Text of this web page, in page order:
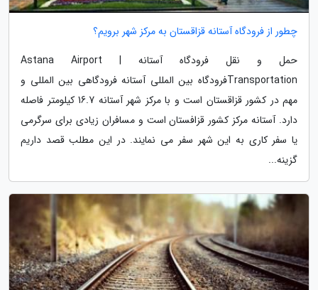
چطور از فرودگاه آستانه قزاقستان به مرکز شهر برویم؟
حمل و نقل فرودگاه آستانه | Astana Airport
Transportationفرودگاه بین المللی آستانه فرودگاهی بین المللی و
مهم در کشور قزاقستان است و با مرکز شهر آستانه 16.7 کیلومتر فاصله
دارد. آستانه مرکز کشور قزافستان است و مسافران زیادی برای سرگرمی
یا سفر کاری به این شهر سفر می نمایند. در این مطلب قصد داریم
گزینه...